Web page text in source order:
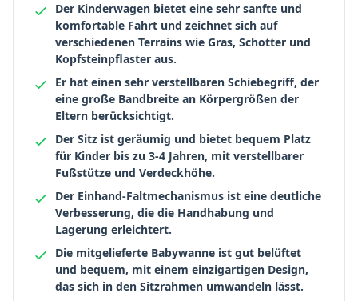
Der Kinderwagen bietet eine sehr sanfte und
komfortable Fahrt und zeichnet sich auf
verschiedenen Terrains wie Gras, Schotter und
Kopfsteinpflaster aus.
Er hat einen sehr verstellbaren Schiebegriff, der
eine große Bandbreite an Körpergrößen der
Eltern berücksichtigt.
Der Sitz ist geräumig und bietet bequem Platz
für Kinder bis zu 3-4 Jahren, mit verstellbarer
Fußstütze und Verdeckhöhe.
Der Einhand-Faltmechanismus ist eine deutliche
Verbesserung, die die Handhabung und
Lagerung erleichtert.
Die mitgelieferte Babywanne ist gut belüftet
und bequem, mit einem einzigartigen Design,
das sich in den Sitzrahmen umwandeln lässt.